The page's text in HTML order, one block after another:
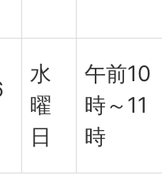
水
曜
日
午前10
時～11
時